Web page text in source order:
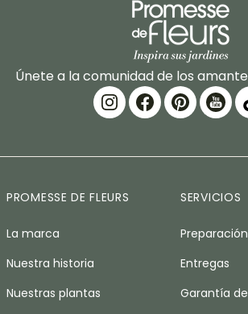
Únete a la comunidad de los
PROMESSE DE FLEURS
La marca
Nuestra historia
Nuestras plantas
SERVICIOS
Entregas
Garantía